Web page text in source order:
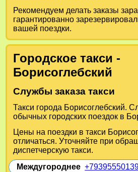
Рекомендуем делать заказы
гарантированно
вашей поездки.
Городское такси -
Борисоглебский
Службы заказа такси
Такси города Борисоглебский.
обычных городских поездок в
Цены на поездки в такси
отличаться. Уточняйте при
диспетчерскую такси.
Междугороднее